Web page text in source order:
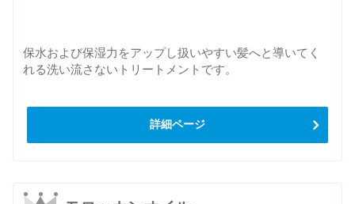
保水および保湿力をアップし扱いやすい髪へと導いてく
れる洗い流さないトリートメントです。
詳細ページ